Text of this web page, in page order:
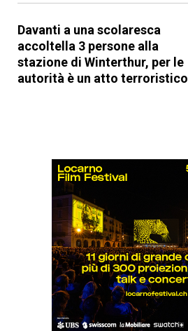
Davanti a una scolaresca
accoltella 3 persone alla
stazione di Winterthur, per le
autorità è un atto terroristico